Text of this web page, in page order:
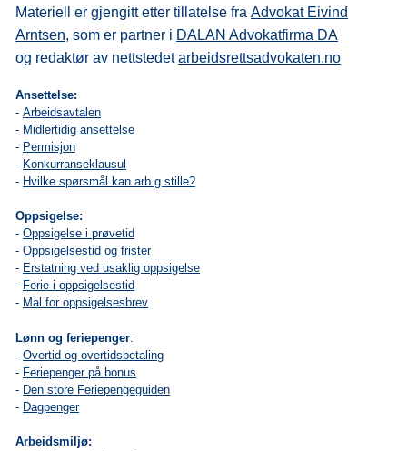
Materiell er gjengitt etter tillatelse fraAdvokat Eivind
Arntsen, som er partner i DALAN Advokatfirma DA
og redaktør av nettstedet arbeidsrettsadvokaten.no
Ansettelse:
-Arbeidsavtalen
- Midlertidig ansettelse
- Permisjon
- Konkurranseklausul
- Hvilke spørsmål kan arb.g stille?
Oppsigelse:
-Oppsigelse i prøvetid
-Oppsigelsestid og frister
- Erstatning ved usaklig oppsigelse
- Ferie i oppsigelsestid
- Mal for oppsigelsesbrev
Lønn og feriepenger:
-Overtid og overtidsbetaling
- Feriepenger på bonus
- Den store Feriepengeguiden
- Dagpenger
Arbeidsmiljø: